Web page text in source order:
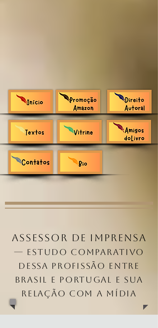
Assessor de Imprensa
— Estudo Comparativo
dessa profissão entre
Brasil e Portugal e sua
relação com a mídia